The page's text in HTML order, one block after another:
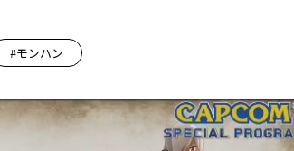
#モンハン